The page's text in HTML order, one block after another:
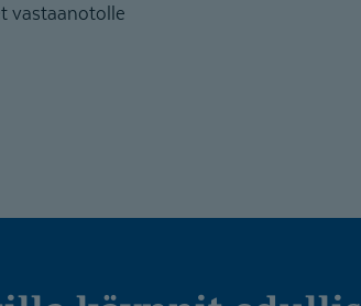
vastaanotolle